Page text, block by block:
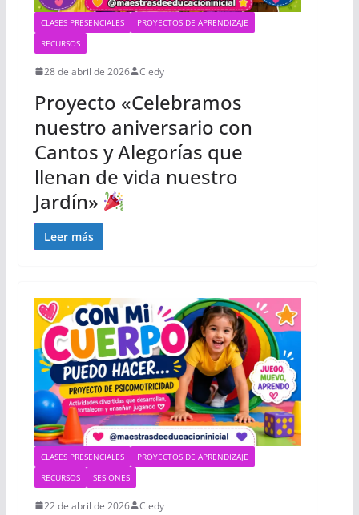
CLASES PRESENCIALES
PROYECTOS DE APRENDIZAJE
RECURSOS
28 de abril de 2026 Cledy
Proyecto «Celebramos
nuestro aniversario con
Cantos y Alegorías que
llenan de vida nuestro
Jardín»
Leer más
CLASES PRESENCIALES
PROYECTOS DE APRENDIZAJE
RECURSOS
SESIONES
22 de abril de 2026 Cledy